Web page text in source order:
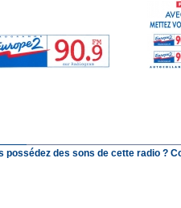
possédez des sons de cette radio ?